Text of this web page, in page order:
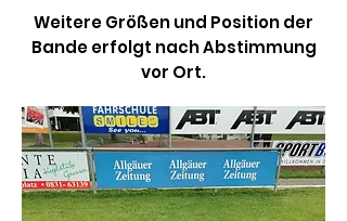
Weitere Größen und Position der
Bande erfolgt nach Abstimmung
vor Ort.